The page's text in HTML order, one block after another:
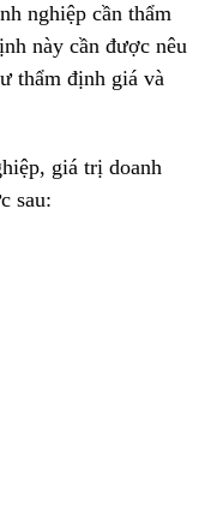
nghiệp cần thẩm
này cần được nêu
thẩm định giá và
giá trị doanh
sau: